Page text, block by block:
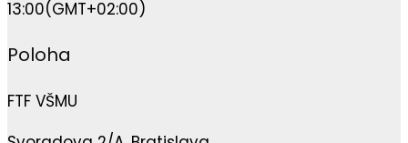
13:00(GMT+02:00)
Poloha
FTF VŠMU